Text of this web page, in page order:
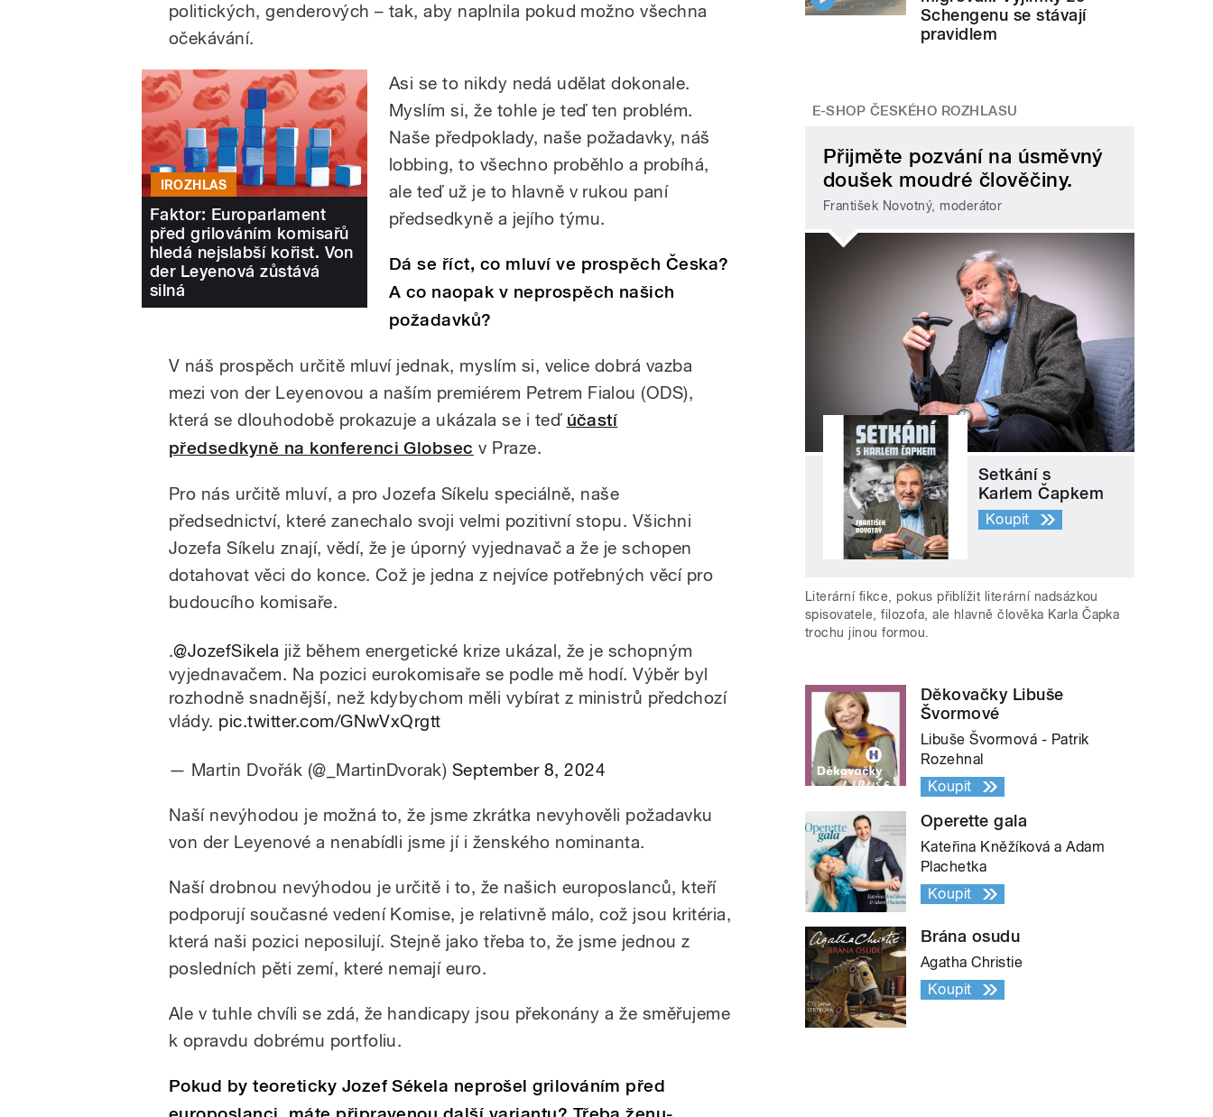
politických, genderových – tak, aby naplnila pokud možno všechna
očekávání.
IROZHLAS
Faktor: Europarlament
před grilováním komisařů
hledá nejslabší kořist. Von
der Leyenová zůstává
silná
Asi se to nikdy nedá udělat dokonale.
Myslím si, že tohle je teď ten problém.
Naše předpoklady, naše požadavky, náš
lobbing, to všechno proběhlo a probíhá,
ale teď už je to hlavně v rukou paní
předsedkyně a jejího týmu.
Dá se říct, co mluví ve prospěch Česka?
A co naopak v neprospěch našich
požadavků?
V náš prospěch určitě mluví jednak, myslím si, velice dobrá vazba
mezi von der Leyenovou a naším premiérem Petrem Fialou (ODS),
která se dlouhodobě prokazuje a ukázala se i teď účastí
předsedkyně na konferenci Globsec v Praze.
Pro nás určitě mluví, a pro Jozefa Síkelu speciálně, naše
předsednictví, které zanechalo svoji velmi pozitivní stopu. Všichni
Jozefa Síkelu znají, vědí, že je úporný vyjednavač a že je schopen
dotahovat věci do konce. Což je jedna z nejvíce potřebných věcí pro
budoucího komisaře.
.@JozefSikela již během energetické krize ukázal, že je schopným
vyjednavačem. Na pozici eurokomisaře se podle mě hodí. Výběr byl
rozhodně snadnější, než kdybychom měli vybírat z ministrů předchozí
vlády. pic.twitter.com/GNwVxQrgtt
— Martin Dvořák (@_MartinDvorak) September 8, 2024
Naší nevýhodou je možná to, že jsme zkrátka nevyhověli požadavku
von der Leyenové a nenabídli jsme jí i ženského nominanta.
Naší drobnou nevýhodou je určitě i to, že našich europoslanců, kteří
podporují současné vedení Komise, je relativně málo, což jsou kritéria,
která naši pozici neposilují. Stejně jako třeba to, že jsme jednou z
posledních pěti zemí, které nemají euro.
Ale v tuhle chvíli se zdá, že handicapy jsou překonány a že směřujeme
k opravdu dobrému portfoliu.
Pokud by teoreticky Jozef Sékela neprošel grilováním před
Schengenu se stávají
pravidlem
E-SHOP ČESKÉHO ROZHLASU
Přijměte pozvání na úsměvný
doušek moudré člověčiny.
František Novotný, moderátor
Setkání s
Karlem Čapkem
Koupit
Literární fikce, pokus přiblížit literární nadsázkou
spisovatele, filozofa, ale hlavně člověka Karla Čapka
trochu jinou formou.
Děkovačky Libuše
Švormové
Libuše Švormová - Patrik
Rozehnal
Koupit
Operette gala
Kateřina Kněžíková a Adam
Plachetka
Koupit
Brána osudu
Agatha Christie
Koupit